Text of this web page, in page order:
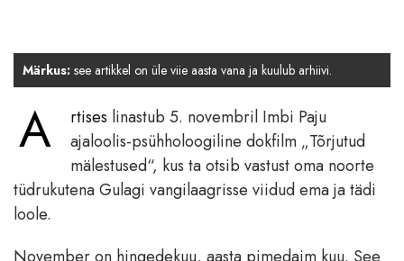
Märkus: see artikkel on üle viie aasta vana ja kuulub arhiivi.
A rtises linastub 5. novembril Imbi Paju
ajaloolis-psühholoogiline dokfilm „Tõrjutud
mälestused“, kus ta otsib vastust oma noorte
tüdrukutena Gulagi vangilaagrisse viidud ema ja tädi
loole.